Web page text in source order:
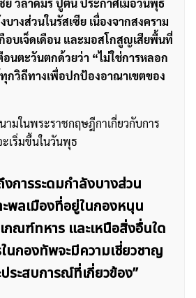
ย วลาดิมีร์ ปูติน ประกาศเมื่อวันพุธ
างส่วนในรัสเซีย เนื่องจากสงคราม
กือบเจ็ดเดือน และมอสโกสูญเสียพื้นที่
อนตะวันตกด้วยว่า “ไม่ใช่การหลอก
ทุกวิถีทางเพื่อปกป้องอาณาเขตของ
ามในพระราชกฤษฎีกาเกี่ยวกับการ
เริ่มขึ้นในวันพุธ
งการระดมกำลังบางส่วน
พลเมืองที่อยู่ในกองหนุน
กณฑ์ทหาร และเหนือสิ่งอื่นใด
นกองทัพจะมีความเชี่ยวชาญ
ระสบการณ์ที่เกี่ยวข้อง”